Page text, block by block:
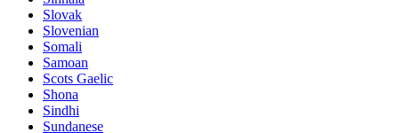
Slovak
Slovenian
Somali
Samoan
Scots Gaelic
Shona
Sindhi
Sundanese